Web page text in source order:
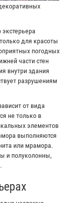
для красоты
погодных
части стен
внутри здания
разрушениям
от вида
не только в
элементов
выполняются
или мрамора.
и полуколонны,